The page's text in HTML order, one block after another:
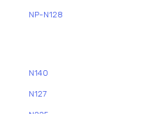
NP-N128
N140
N127